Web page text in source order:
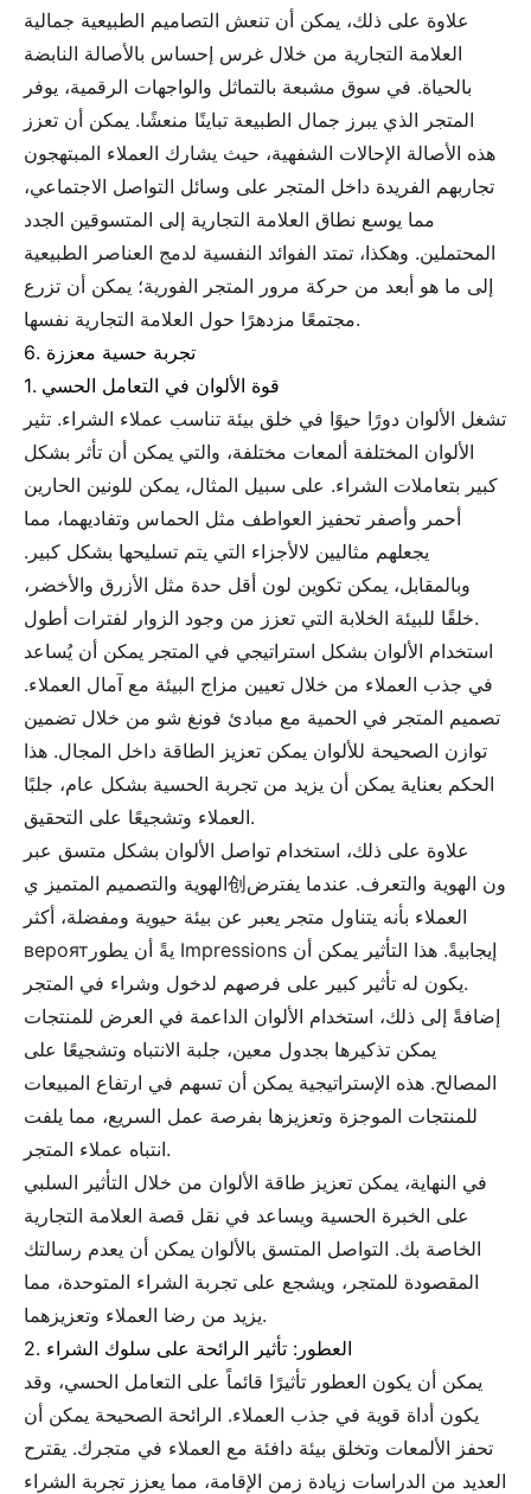
علاوة على ذلك، يمكن أن تنعش التصاميم الطبيعية جمالية
العلامة التجارية من خلال غرس إحساس بالأصالة النابضة
بالحياة. في سوق مشبعة بالتماثل والواجهات الرقمية، يوفر
المتجر الذي يبرز جمال الطبيعة تباينًا منعشًا. يمكن أن تعزز
هذه الأصالة الإحالات الشفهية، حيث يشارك العملاء المبتهجون
تجاربهم الفريدة داخل المتجر على وسائل التواصل الاجتماعي،
مما يوسع نطاق العلامة التجارية إلى المتسوقين الجدد
المحتملين. وهكذا، تمتد الفوائد النفسية لدمج العناصر الطبيعية
إلى ما هو أبعد من حركة مرور المتجر الفورية؛ يمكن أن تزرع
مجتمعًا مزدهرًا حول العلامة التجارية نفسها.
6. تجربة حسية معززة
1. قوة الألوان في التعامل الحسي
تشغل الألوان دورًا حيوًا في خلق بيئة تناسب عملاء الشراء. تثير
الألوان المختلفة ألمعات مختلفة، والتي يمكن أن تأثر بشكل
كبير بتعاملات الشراء. على سبيل المثال، يمكن للونين الحارين
أحمر وأصفر تحفيز العواطف مثل الحماس وتفاديهما، مما
يجعلهم مثاليين لالأجزاء التي يتم تسليحها بشكل كبير.
وبالمقابل، يمكن تكوين لون أقل حدة مثل الأزرق والأخضر،
خلقًا للبيئة الخلابة التي تعزز من وجود الزوار لفترات أطول.
استخدام الألوان بشكل استراتيجي في المتجر يمكن أن يُساعد
في جذب العملاء من خلال تعيين مزاج البيئة مع آمال العملاء.
تصميم المتجر في الحمية مع مبادئ فونغ شو من خلال تضمين
توازن الصحيحة للألوان يمكن تعزيز الطاقة داخل المجال. هذا
الحكم بعناية يمكن أن يزيد من تجربة الحسية بشكل عام، جلبًا
العملاء وتشجيعًا على التحقيق.
علاوة على ذلك، استخدام تواصل الألوان بشكل متسق عبر
الهوية والتصميم المتميز ي创ون الهوية والتعرف. عندما يفترض
العملاء بأنه يتناول متجر يعبر عن بيئة حيوية ومفضلة، أكثر
вероятيةً أن يطور Impressions إيجابيةً. هذا التأثير يمكن أن
يكون له تأثير كبير على فرصهم لدخول وشراء في المتجر.
إضافةً إلى ذلك، استخدام الألوان الداعمة في العرض للمنتجات
يمكن تذكيرها بجدول معين، جلبة الانتباه وتشجيعًا على
المصالح. هذه الإستراتيجية يمكن أن تسهم في ارتفاع المبيعات
للمنتجات الموجزة وتعزيزها بفرصة عمل السريع، مما يلفت
انتباه عملاء المتجر.
في النهاية، يمكن تعزيز طاقة الألوان من خلال التأثير السلبي
على الخبرة الحسية ويساعد في نقل قصة العلامة التجارية
الخاصة بك. التواصل المتسق بالألوان يمكن أن يعدم رسالتك
المقصودة للمتجر، ويشجع على تجربة الشراء المتوحدة، مما
يزيد من رضا العملاء وتعزيزهما.
2. العطور: تأثير الرائحة على سلوك الشراء
يمكن أن يكون العطور تأثيرًا قائماً على التعامل الحسي، وقد
يكون أداة قوية في جذب العملاء. الرائحة الصحيحة يمكن أن
تحفز الألمعات وتخلق بيئة دافئة مع العملاء في متجرك. يقترح
العديد من الدراسات زيادة زمن الإقامة، مما يعزز تجربة الشراء